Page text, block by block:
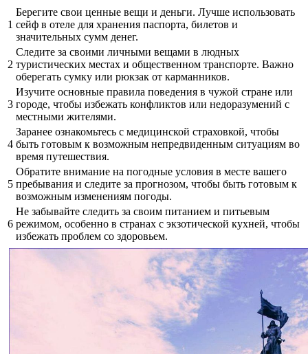
1
Берегите свои ценные вещи и деньги. Лучше использовать
сейф в отеле для хранения паспорта, билетов и
значительных сумм денег.
2
Следите за своими личными вещами в людных
туристических местах и общественном транспорте. Важно
оберегать сумку или рюкзак от карманников.
3
Изучите основные правила поведения в чужой стране или
городе, чтобы избежать конфликтов или недоразумений с
местными жителями.
4
Заранее ознакомьтесь с медицинской страховкой, чтобы
быть готовым к возможным непредвиденным ситуациям во
время путешествия.
5
Обратите внимание на погодные условия в месте вашего
пребывания и следите за прогнозом, чтобы быть готовым к
возможным изменениям погоды.
6
Не забывайте следить за своим питанием и питьевым
режимом, особенно в странах с экзотической кухней, чтобы
избежать проблем со здоровьем.